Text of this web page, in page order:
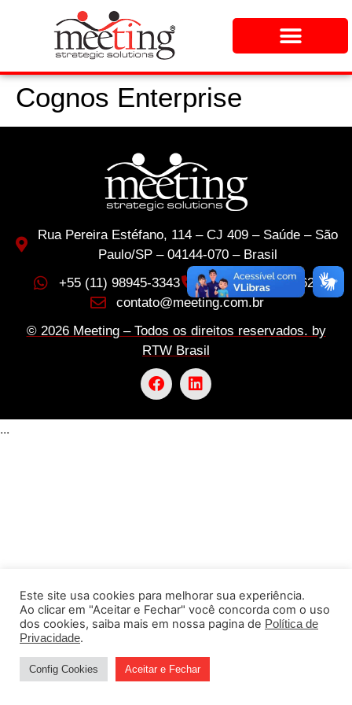
Cognos Enterprise
Rua Pereira Estéfano, 114 – CJ 409 – Saúde – São
Paulo/SP – 04144-070 – Brasil
+55 (11) 98945-3343
+55 (11) 2577-0620
contato@meeting.com.br
© 2026 Meeting – Todos os direitos reservados. by
RTW Brasil
Este site usa cookies para melhorar sua experiência.
Ao clicar em "Aceitar e Fechar" você concorda com o uso
dos cookies, saiba mais em nossa pagina de Política de
Privacidade.
Config Cookies Aceitar e Fechar
...